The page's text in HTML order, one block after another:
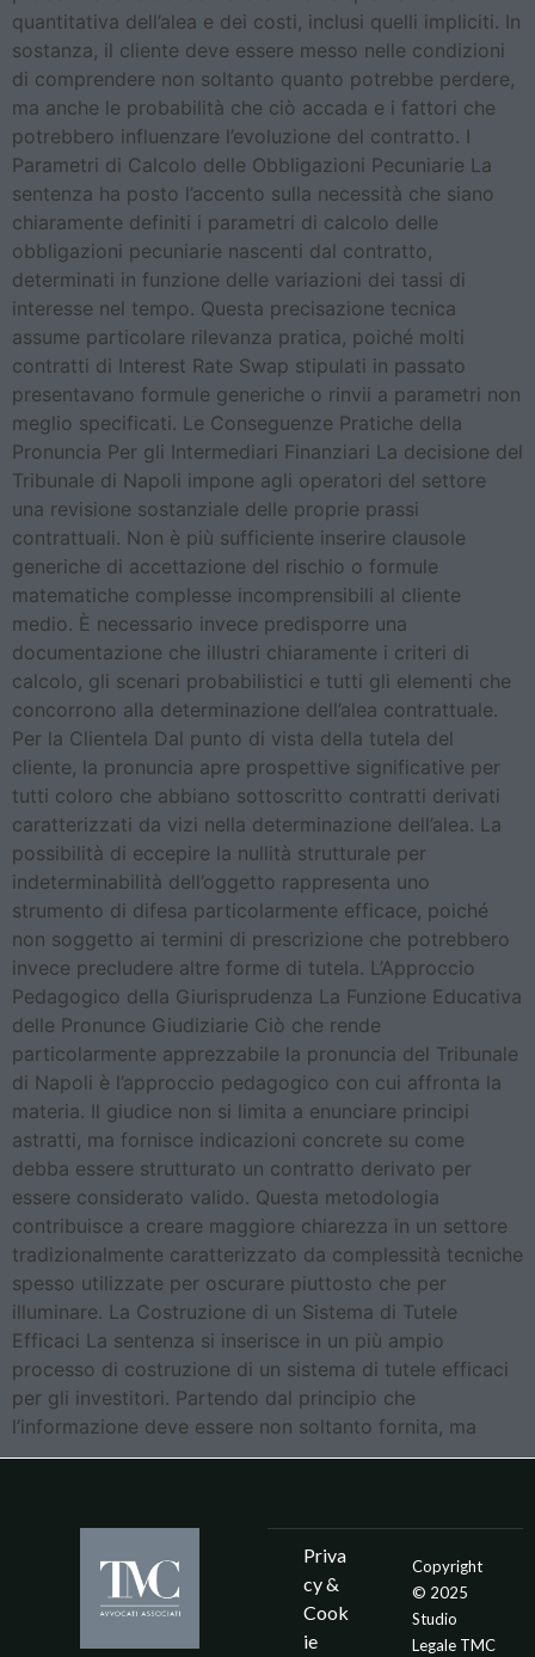
quantitativa dell’alea e dei costi, inclusi quelli impliciti. In
sostanza, il cliente deve essere messo nelle condizioni
di comprendere non soltanto quanto potrebbe perdere,
ma anche le probabilità che ciò accada e i fattori che
potrebbero influenzare l’evoluzione del contratto. I
Parametri di Calcolo delle Obbligazioni Pecuniarie La
sentenza ha posto l’accento sulla necessità che siano
chiaramente definiti i parametri di calcolo delle
obbligazioni pecuniarie nascenti dal contratto,
determinati in funzione delle variazioni dei tassi di
interesse nel tempo. Questa precisazione tecnica
assume particolare rilevanza pratica, poiché molti
contratti di Interest Rate Swap stipulati in passato
presentavano formule generiche o rinvii a parametri non
meglio specificati. Le Conseguenze Pratiche della
Pronuncia Per gli Intermediari Finanziari La decisione del
Tribunale di Napoli impone agli operatori del settore
una revisione sostanziale delle proprie prassi
contrattuali. Non è più sufficiente inserire clausole
generiche di accettazione del rischio o formule
matematiche complesse incomprensibili al cliente
medio. È necessario invece predisporre una
documentazione che illustri chiaramente i criteri di
calcolo, gli scenari probabilistici e tutti gli elementi che
concorrono alla determinazione dell’alea contrattuale.
Per la Clientela Dal punto di vista della tutela del
cliente, la pronuncia apre prospettive significative per
tutti coloro che abbiano sottoscritto contratti derivati
caratterizzati da vizi nella determinazione dell’alea. La
possibilità di eccepire la nullità strutturale per
indeterminabilità dell’oggetto rappresenta uno
strumento di difesa particolarmente efficace, poiché
non soggetto ai termini di prescrizione che potrebbero
invece precludere altre forme di tutela. L’Approccio
Pedagogico della Giurisprudenza La Funzione Educativa
delle Pronunce Giudiziarie Ciò che rende
particolarmente apprezzabile la pronuncia del Tribunale
di Napoli è l’approccio pedagogico con cui affronta la
materia. Il giudice non si limita a enunciare principi
astratti, ma fornisce indicazioni concrete su come
debba essere strutturato un contratto derivato per
essere considerato valido. Questa metodologia
contribuisce a creare maggiore chiarezza in un settore
tradizionalmente caratterizzato da complessità tecniche
spesso utilizzate per oscurare piuttosto che per
illuminare. La Costruzione di un Sistema di Tutele
Efficaci La sentenza si inserisce in un più ampio
processo di costruzione di un sistema di tutele efficaci
per gli investitori. Partendo dal principio che
l’informazione deve essere non soltanto fornita, ma
Priva
cy &
Cook
ie
Copyright
© 2025
Studio
Legale TMC